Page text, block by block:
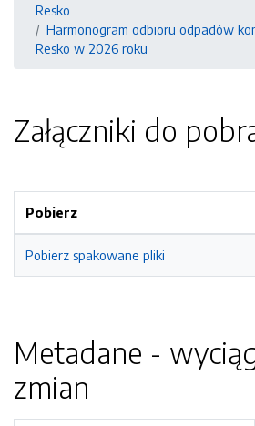
Resko
Harmonogram odbioru odpadów
Resko w 2026 roku
Załączniki do
Pobierz
Pobierz spakowane pliki
Metadane -
zmian